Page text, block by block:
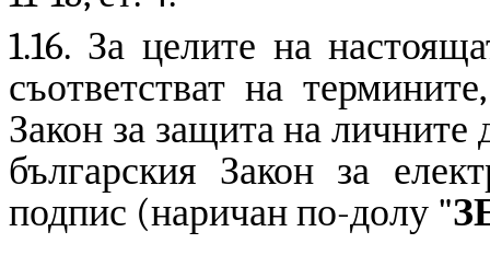
1.16. За целите на
съответстват на
Закон за защита на
българския Закон за
подпис (наричан по-долу "